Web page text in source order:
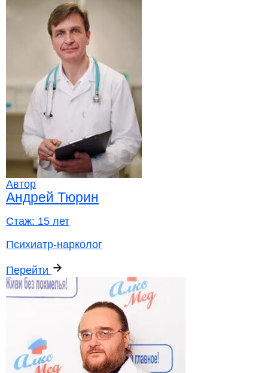
Автор
Андрей Тюрин
Стаж: 15 лет
Психиатр-нарколог
Перейти